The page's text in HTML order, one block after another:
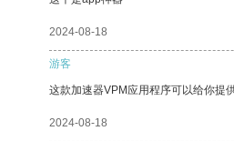
2024-08-18
游客
这款加速器VPM应用程序可以给你提
2024-08-18